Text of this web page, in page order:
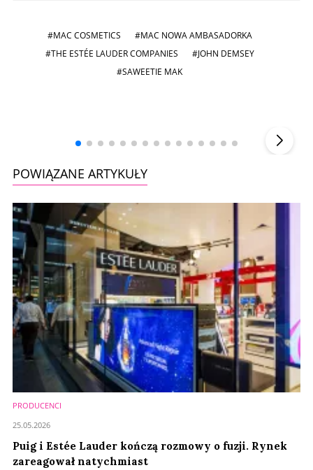
#MAC COSMETICS
#MAC NOWA AMBASADORKA
#THE ESTÉE LAUDER COMPANIES
#JOHN DEMSEY
#SAWEETIE MAK
POWIĄZANE ARTYKUŁY
PRODUCENCI
Puig i Estée Lauder kończą rozmowy o fuzji. Rynek
zareagował natychmiast
25.05.2026